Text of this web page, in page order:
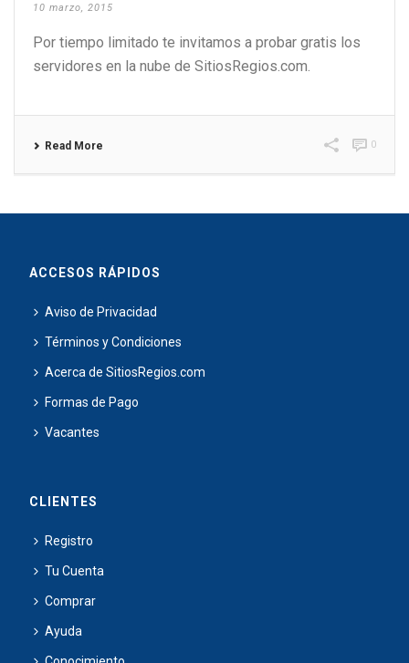
10 marzo, 2015
Por tiempo limitado te invitamos a probar gratis los
servidores en la nube de SitiosRegios.com.
Read More 0
ACCESOS RÁPIDOS
Aviso de Privacidad
Términos y Condiciones
Acerca de SitiosRegios.com
Formas de Pago
Vacantes
CLIENTES
Registro
Tu Cuenta
Comprar
Ayuda